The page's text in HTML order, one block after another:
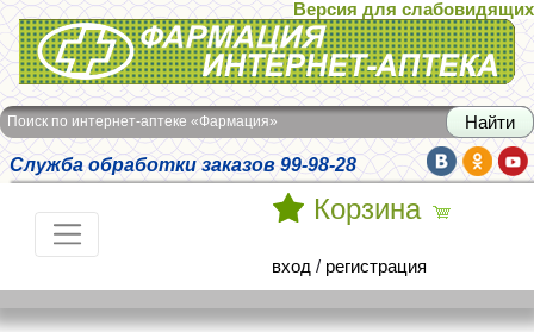
Интернет-аптека Фармация
Версия для слабовидящих
Поиск по интернет-аптеке «Фармация»
Служба обработки заказов 99-98-28
Корзина
вход / регистрация